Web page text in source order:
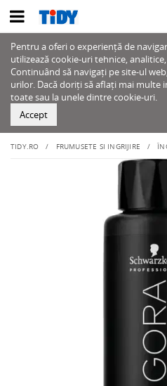
Pentru a oferi o experiență de
utilizează cookie-uri tehnice,
Continuând să navigați pe site-ul
urilor. Dacă doriți să aflați mai multe
toate sau la unele dintre cookie-uri.
Accept
TIDY.RO FRUMUSETE SI INGRIJIRE